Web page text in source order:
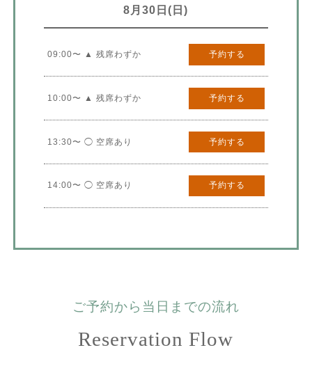
8月30日(日)
09:00〜 ▲ 残席わずか 予約する
10:00〜 ▲ 残席わずか 予約する
13:30〜 ◯ 空席あり 予約する
14:00〜 ◯ 空席あり 予約する
ご予約から当日までの流れ
Reservation Flow